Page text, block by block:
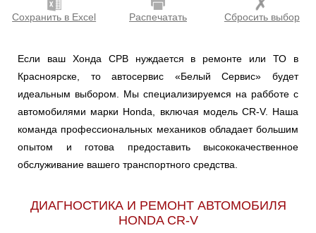
Сохранить в Excel Распечатать Сбросить выбор
Если ваш Хонда СРВ нуждается в ремонте или ТО в
Красноярске, то автосервис «Белый Сервис» будет
идеальным выбором. Мы специализируемся на рабботе с
автомобилями марки Honda, включая модель CR-V. Наша
команда профессиональных механиков обладает большим
опытом и готова предоставить высококачественное
обслуживание вашего транспортного средства.
ДИАГНОСТИКА И РЕМОНТ АВТОМОБИЛЯ
HONDA CR-V